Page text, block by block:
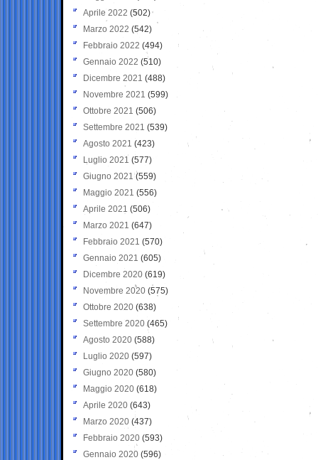
Aprile 2022 (502)
Marzo 2022 (542)
Febbraio 2022 (494)
Gennaio 2022 (510)
Dicembre 2021 (488)
Novembre 2021 (599)
Ottobre 2021 (506)
Settembre 2021 (539)
Agosto 2021 (423)
Luglio 2021 (577)
Giugno 2021(559)
Maggio 2021 (556)
Aprile 2021 (506)
Marzo 2021 (647)
Febbraio 2021 (570)
Gennaio 2021 (605)
Dicembre 2020 (619)
Novembre 2020 (575)
Ottobre 2020 (638)
Settembre 2020(465)
Agosto 2020 (588)
Luglio 2020 (597)
Giugno 2020 (580)
Maggio 2020 (618)
Aprile 2020 (643)
Marzo 2020 (437)
Febbraio 2020 (593)
Gennaio 2020 (596)